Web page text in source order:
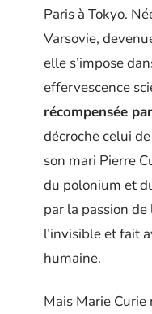
Paris à Tokyo.
Varsovie,
elle s’impose
effervescence
récompensée
décroche celui
son mari Pierre
du polonium et
par la passion
l’invisible et fait
humaine.
Mais Marie Curie